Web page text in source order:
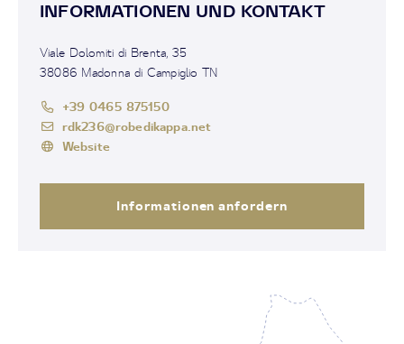
INFORMATIONEN UND KONTAKT
Viale Dolomiti di Brenta, 35
38086 Madonna di Campiglio TN
+39 0465 875150
rdk236@robedikappa.net
Website
Informationen anfordern